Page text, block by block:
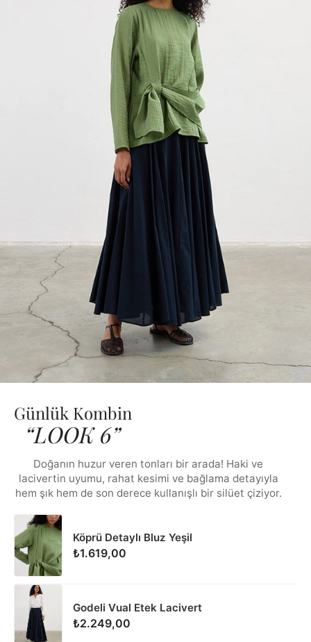
Günlük Kombin
“LOOK 6”
Doğanın huzur veren tonları bir arada! Haki ve
lacivertin uyumu, rahat kesimi ve bağlama detayıyla
hem şık hem de son derece kullanışlı bir silüet çiziyor.
Köprü Detaylı Bluz Yeşil
₺1.619,00
Godeli Vual Etek Lacivert
₺2.249,00